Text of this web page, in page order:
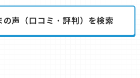
の声（口コミ・評判）を検索